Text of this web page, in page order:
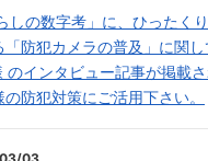
しの数字考」に、ひったく
防犯カメラの普及」に関
のインタビュー記事が掲載
防犯対策にご活用下さい。